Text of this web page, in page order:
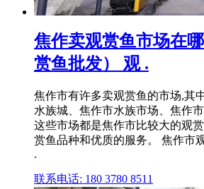
焦作卖观赏鱼市场在
赏鱼批发） 观 .
焦作市有许多卖观赏鱼的市场,其
水族城、焦作市水族市场、焦作
这些市场都是焦作市比较大的观
赏鱼品种和优质的服务。 焦作市
.
联系电话: 180 3780 8511